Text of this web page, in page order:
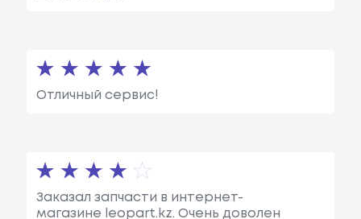
Отличный сервис!
Заказал запчасти в интернет-
магазине leopart.kz. Очень доволен